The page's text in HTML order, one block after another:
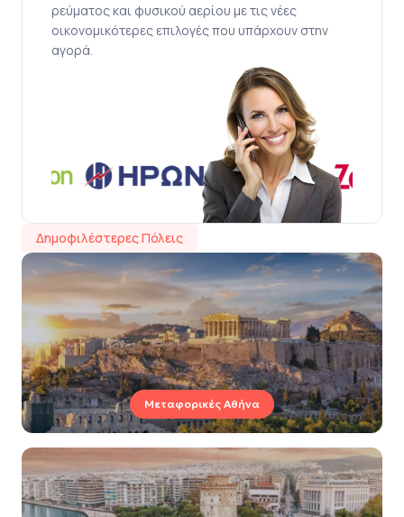
ρεύματος και φυσικού αερίου με τις νέες
οικονομικότερες επιλογές που υπάρχουν στην
αγορά.
Δημοφιλέστερες Πόλεις
Μεταφορικές Αθήνα